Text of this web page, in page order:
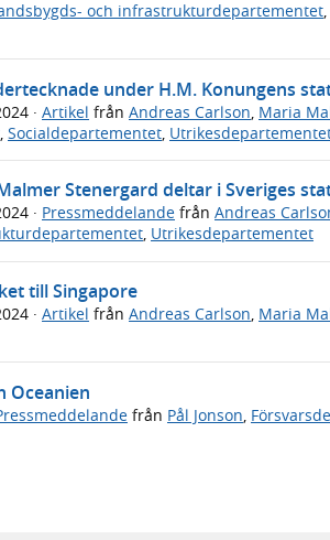
och infrastrukturdepartementet,
under H.M. Konungens
· Artikel från Andreas Carlson Maria
Socialdepartementet
Stenergard deltar i Sveriges
· Pressmeddelande från Andreas
, Utrikesdepartementet
till Singapore
· Artikel från Andreas Carlson, Maria
Oceanien
från Pål Jonson